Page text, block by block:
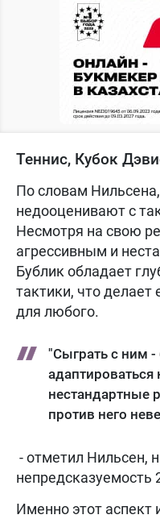
Теннис, Кубок
По словам
недооценивают с
Несмотря на свою
агрессивным и
Бублик обладает
тактики, что
для любого.
"Сыграть с ним
адаптироваться
нестандартные
против него
- отметил Нильсен,
непредсказуемость
Именно этот